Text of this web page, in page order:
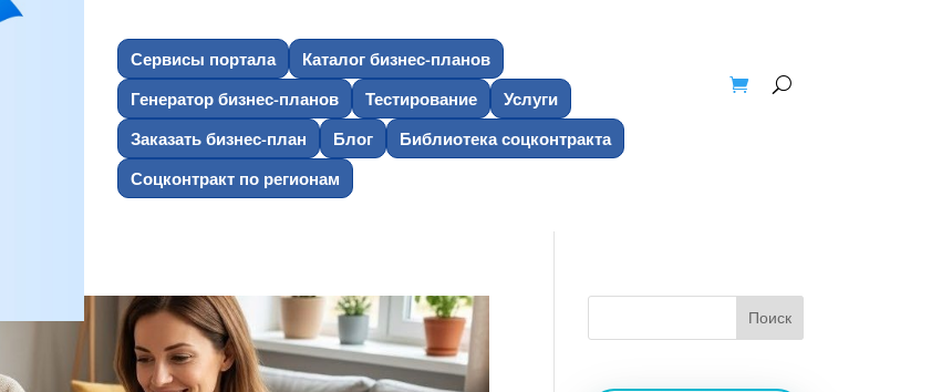
Сервисы портала
Каталог бизнес-планов
Генератор бизнес-планов
Тестирование
Услуги
Заказать бизнес-план
Блог
Библиотека соцконтракта
Соцконтракт по регионам